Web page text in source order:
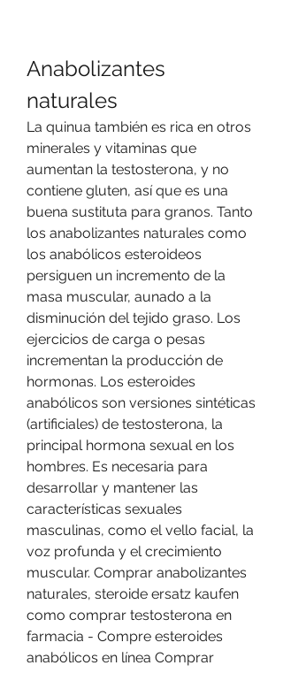
Anabolizantes
naturales
La quinua también es rica en otros
minerales y vitaminas que
aumentan la testosterona, y no
contiene gluten, así que es una
buena sustituta para granos. Tanto
los anabolizantes naturales como
los anabólicos esteroideos
persiguen un incremento de la
masa muscular, aunado a la
disminución del tejido graso. Los
ejercicios de carga o pesas
incrementan la producción de
hormonas. Los esteroides
anabólicos son versiones sintéticas
(artificiales) de testosterona, la
principal hormona sexual en los
hombres. Es necesaria para
desarrollar y mantener las
características sexuales
masculinas, como el vello facial, la
voz profunda y el crecimiento
muscular. Comprar anabolizantes
naturales, steroide ersatz kaufen
como comprar testosterona en
farmacia - Compre esteroides
anabólicos en línea Comprar